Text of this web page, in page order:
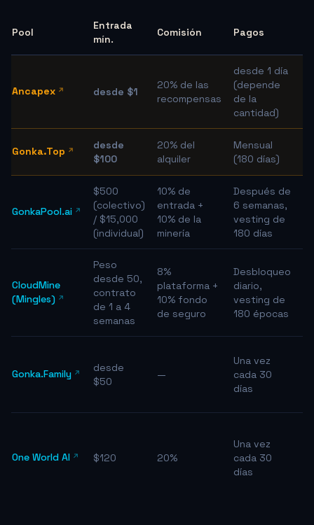
Pool
Entrada
mín.
Comisión Pagos
Ancapex desde $1
20% de las
recompensas
desde 1 día
(depende
de la
cantidad)
Gonka.Top
desde
$100
20% del
alquiler
Mensual
(180 días)
GonkaPool.ai
$500
(colectivo)
/ $15,000
(individual)
10% de
entrada +
10% de la
minería
Después de
6 semanas,
vesting de
180 días
CloudMine
(Mingles)
Peso
desde 50,
contrato
de 1 a 4
semanas
8%
plataforma +
10% fondo
de seguro
Desbloqueo
diario,
vesting de
180 épocas
Gonka.Family
desde
$50
—
Una vez
cada 30
días
One World AI $120 20%
Una vez
cada 30
días